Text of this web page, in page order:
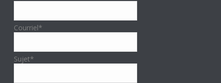
Courriel*
Sujet*